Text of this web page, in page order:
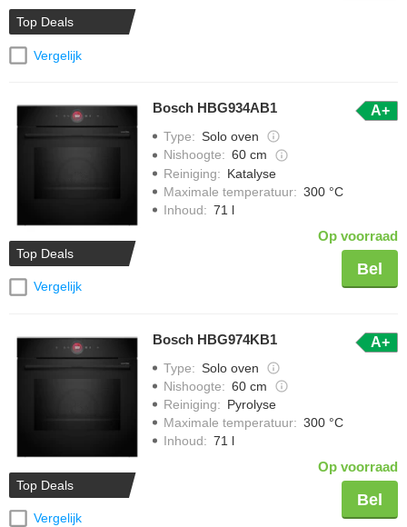
Top Deals
Vergelijk
Top Deals
Vergelijk
Bosch HBG934AB1 A+
Type: Solo oven
Nishoogte: 60 cm
Reiniging: Katalyse
Maximale temperatuur: 300 °C
Inhoud: 71 l
Op voorraad
Bel
Top Deals
Vergelijk
Bosch HBG974KB1 A+
Type: Solo oven
Nishoogte: 60 cm
Reiniging: Pyrolyse
Maximale temperatuur: 300 °C
Inhoud: 71 l
Op voorraad
Bel